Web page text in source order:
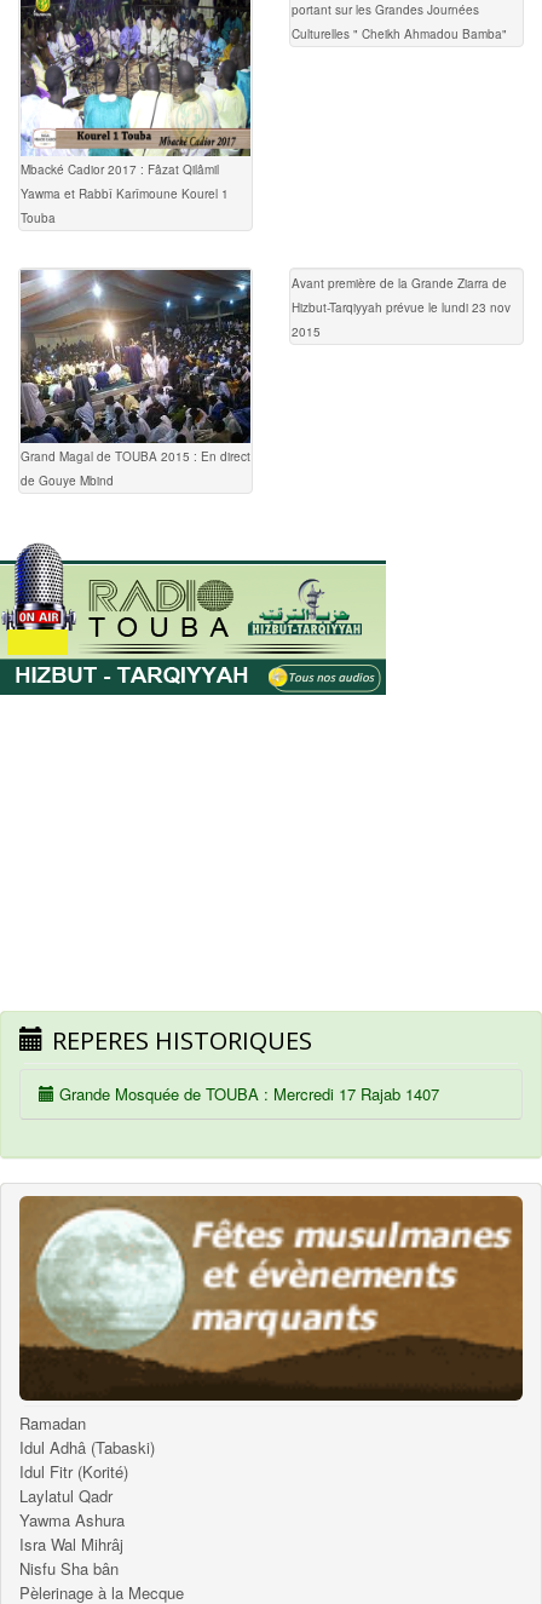
Mbacké Cadior 2017 : Fâzat Qilâmil
Yawma et Rabbî Karîmoune Kourel 1
Touba
portant sur les Grandes Journées
Culturelles " Cheikh Ahmadou Bamba"
Grand Magal de TOUBA 2015 : En direct
de Gouye Mbind
Avant première de la Grande Ziarra de
Hizbut-Tarqiyyah prévue le lundi 23 nov
2015
REPERES HISTORIQUES
Grande Mosquée de TOUBA : Mercredi 17 Rajab 1407
Ramadan
Idul Adhâ (Tabaski)
Idul Fitr (Korité)
Laylatul Qadr
Yawma Ashura
Isra Wal Mihrâj
Nisfu Sha bân
Pèlerinage à la Mecque